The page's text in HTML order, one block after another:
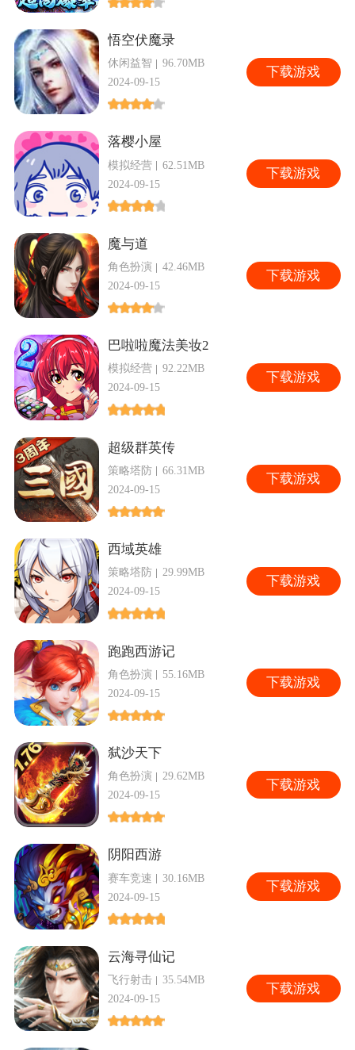
悟空伏魔录
休闲益智
96.70MB
2024-09-15
下载游戏
落樱小屋
模拟经营
62.51MB
2024-09-15
下载游戏
魔与道
角色扮演
42.46MB
2024-09-15
下载游戏
巴啦啦魔法美妆2
模拟经营
92.22MB
2024-09-15
下载游戏
超级群英传
策略塔防
66.31MB
2024-09-15
下载游戏
西域英雄
策略塔防
29.99MB
2024-09-15
下载游戏
跑跑西游记
角色扮演
55.16MB
2024-09-15
下载游戏
弑沙天下
角色扮演
29.62MB
2024-09-15
下载游戏
阴阳西游
赛车竞速
30.16MB
2024-09-15
下载游戏
云海寻仙记
飞行射击
35.54MB
2024-09-15
下载游戏